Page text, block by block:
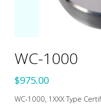
WC-1000
$975.00
WC-1000, 1XXX Type